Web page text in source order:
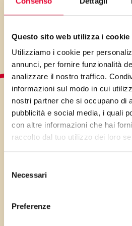
Questo sito web utilizza i cookie
Utilizziamo i cookie per
annunci, per fornire funzionalità
analizzare il nostro traffico.
informazioni sul modo in cui
nostri partner che si occupano di
pubblicità e social media, i quali
con altre informazioni che hai
raccolto dal tuo utilizzo dei loro
delNecessari
Preferenze
Minuti preparazione: 15
LO
PRIMA GLI